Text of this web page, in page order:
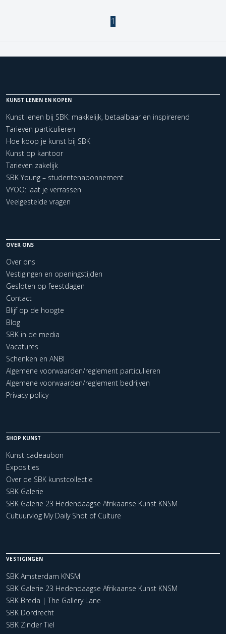
1
KUNST LENEN EN KOPEN
Kunst lenen bij SBK: makkelijk, betaalbaar en inspirerend
Tarieven particulieren
Hoe koop je kunst bij SBK
Kunst op kantoor
Tarieven zakelijk
SBK Young – studentenabonnement
VYOO: laat je verrassen
Veelgestelde vragen
OVER ONS
Over ons
Vestigingen en openingstijden
Gesloten op feestdagen
Contact
Blijf op de hoogte
Blog
SBK in de media
Vacatures
Schenken en ANBI
Algemene voorwaarden/reglement particulieren
Algemene voorwaarden/reglement bedrijven
Privacy policy
SHOP KUNST
Kunst cadeaubon
Exposities
Over de SBK kunstcollectie
SBK Galerie
SBK Galerie 23 Hedendaagse Afrikaanse Kunst KNSM
Cultuurvlog My Daily Shot of Culture
VESTIGINGEN
SBK Amsterdam KNSM
SBK Galerie 23 Hedendaagse Afrikaanse Kunst KNSM
SBK Breda | The Gallery Lane
SBK Dordrecht
SBK Zinder Tiel